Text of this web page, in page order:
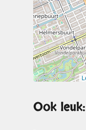
Ook leuk: